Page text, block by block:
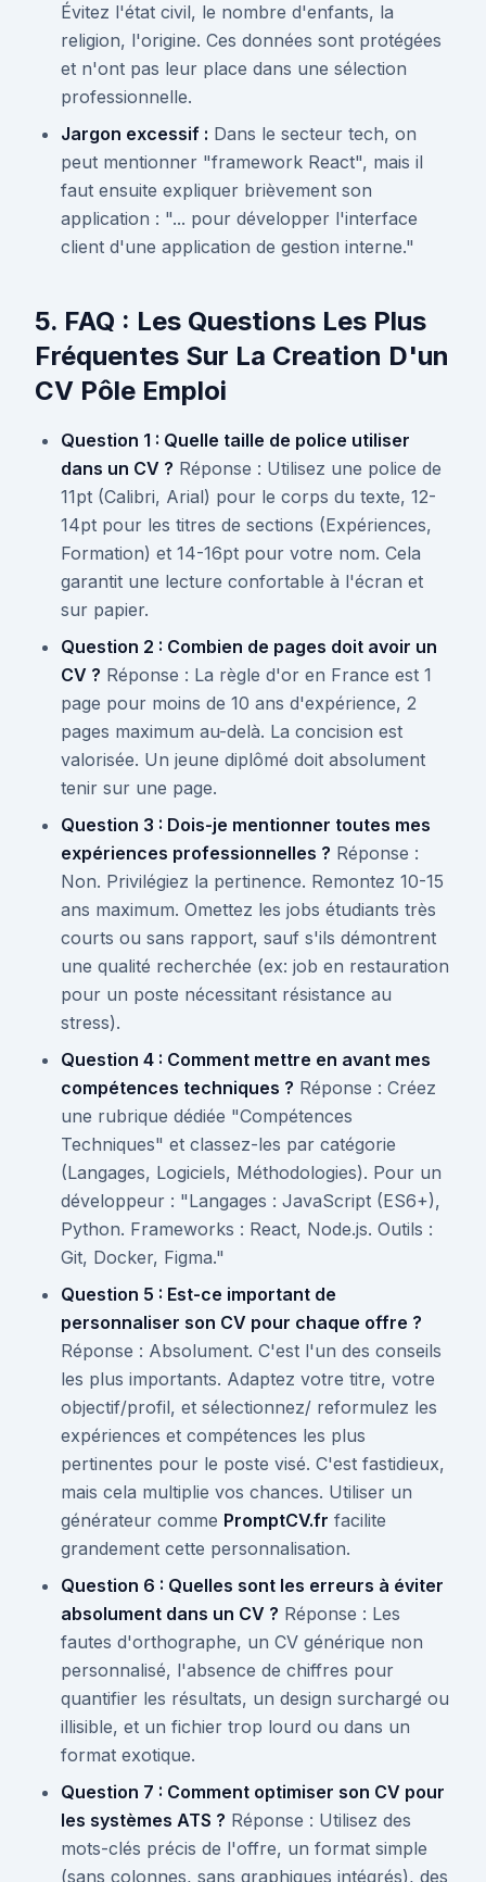
Évitez l'état civil, le nombre d'enfants, la
religion, l'origine. Ces données sont protégées
et n'ont pas leur place dans une sélection
professionnelle.
Jargon excessif : Dans le secteur tech, on
peut mentionner "framework React", mais il
faut ensuite expliquer brièvement son
application : "... pour développer l'interface
client d'une application de gestion interne."
5. FAQ : Les Questions Les Plus
Fréquentes Sur La Creation D'un
CV Pôle Emploi
Question 1 : Quelle taille de police utiliser
dans un CV ? Réponse : Utilisez une police de
11pt (Calibri, Arial) pour le corps du texte, 12-
14pt pour les titres de sections (Expériences,
Formation) et 14-16pt pour votre nom. Cela
garantit une lecture confortable à l'écran et
sur papier.
Question 2 : Combien de pages doit avoir un
CV ? Réponse : La règle d'or en France est 1
page pour moins de 10 ans d'expérience, 2
pages maximum au-delà. La concision est
valorisée. Un jeune diplômé doit absolument
tenir sur une page.
Question 3 : Dois-je mentionner toutes mes
expériences professionnelles ? Réponse :
Non. Privilégiez la pertinence. Remontez 10-15
ans maximum. Omettez les jobs étudiants très
courts ou sans rapport, sauf s'ils démontrent
une qualité recherchée (ex: job en restauration
pour un poste nécessitant résistance au
stress).
Question 4 : Comment mettre en avant mes
compétences techniques ? Réponse : Créez
une rubrique dédiée "Compétences
Techniques" et classez-les par catégorie
(Langages, Logiciels, Méthodologies). Pour un
développeur : "Langages : JavaScript (ES6+),
Python. Frameworks : React, Node.js. Outils :
Git, Docker, Figma."
Question 5 : Est-ce important de
personnaliser son CV pour chaque offre ?
Réponse : Absolument. C'est l'un des conseils
les plus importants. Adaptez votre titre, votre
objectif/profil, et sélectionnez/ reformulez les
expériences et compétences les plus
pertinentes pour le poste visé. C'est fastidieux,
mais cela multiplie vos chances. Utiliser un
générateur comme PromptCV.fr facilite
grandement cette personnalisation.
Question 6 : Quelles sont les erreurs à éviter
absolument dans un CV ? Réponse : Les
fautes d'orthographe, un CV générique non
personnalisé, l'absence de chiffres pour
quantifier les résultats, un design surchargé ou
illisible, et un fichier trop lourd ou dans un
format exotique.
Question 7 : Comment optimiser son CV pour
les systèmes ATS ? Réponse : Utilisez des
mots-clés précis de l'offre, un format simple
(sans colonnes, sans graphiques intégrés), des